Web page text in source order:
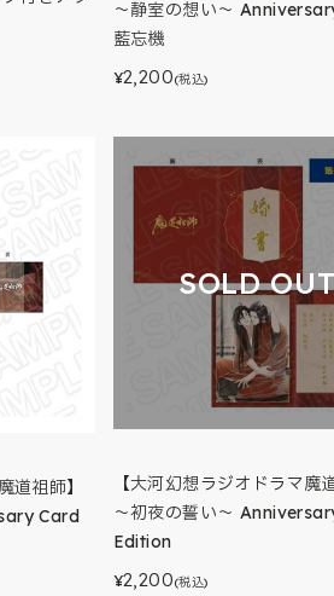
～静室の想い～
藍忘機
¥2,200(税込)
道祖師】
Card
SOLD
【大河幻想ラジオドラマ魔
～初夜の誓い～
Edition
¥2,200(税込)